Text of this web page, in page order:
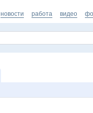
новости работа видео